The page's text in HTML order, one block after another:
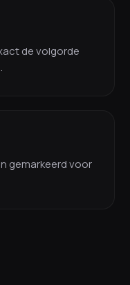
de volgorde
gemarkeerd voor